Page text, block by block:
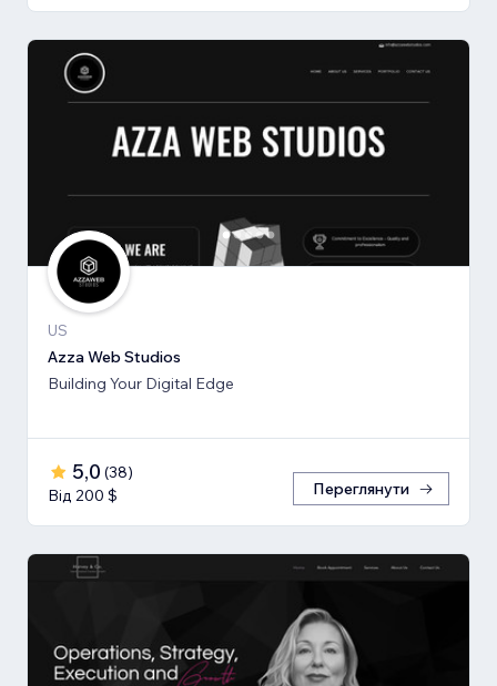
US
Azza Web Studios
Building Your Digital Edge
5,0 (38)
Від 200 $
Переглянути